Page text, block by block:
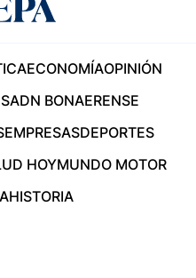
ECONOMÍAOPINIÓN
ADN BONAERENSE
EMPRESASDEPORTES
HOYMUNDO MOTOR
HISTORIA